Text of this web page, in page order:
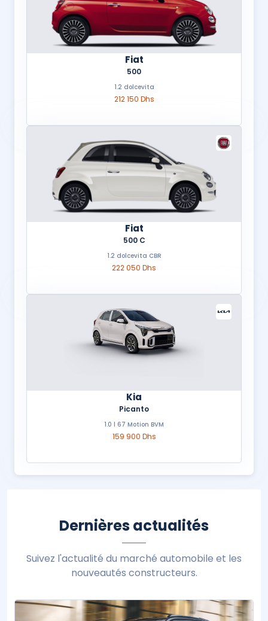
Fiat
500
1.2 dolcevita
212 150 Dhs
Fiat
500 C
1.2 dolcevita CBR
222 050 Dhs
Kia
Picanto
1.0 l 67 Motion BVM
159 900 Dhs
Dernières actualités
Suivez l'actualité du marché automobile et les
nouveautés constructeurs.